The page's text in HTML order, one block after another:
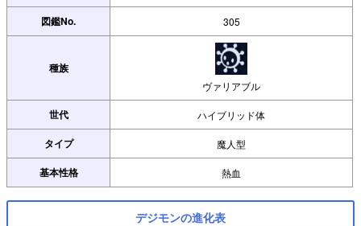
図鑑No. 305
種族
ヴァリアブル
世代 ハイブリッド体
タイプ 魔人型
基本性格 熱血
デジモンの進化表